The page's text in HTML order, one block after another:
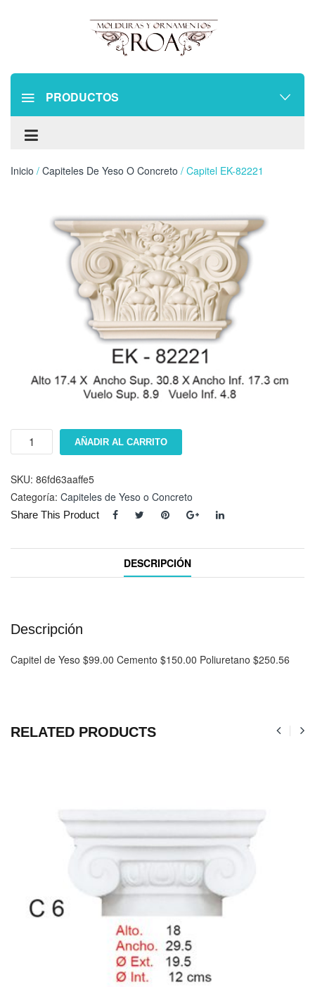
PRODUCTOS
Inicio / Capiteles De Yeso O Concreto / Capitel EK-82221
Capitel
cantidad
AÑADIR AL CARRITO
SKU: 86fd63aaffe5
Categoría: Capiteles de Yeso o Concreto
Share This Product
DESCRIPCIÓN
Descripción
Capitel de Yeso $99.00 Cemento $150.00 Poliuretano $250.56
RELATED PRODUCTS